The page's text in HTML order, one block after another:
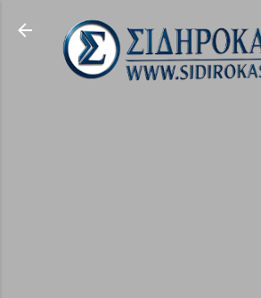
Μετάβαση στο κύριο